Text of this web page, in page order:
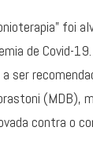
foi
de Covid-
ser
(MDB),
contra o